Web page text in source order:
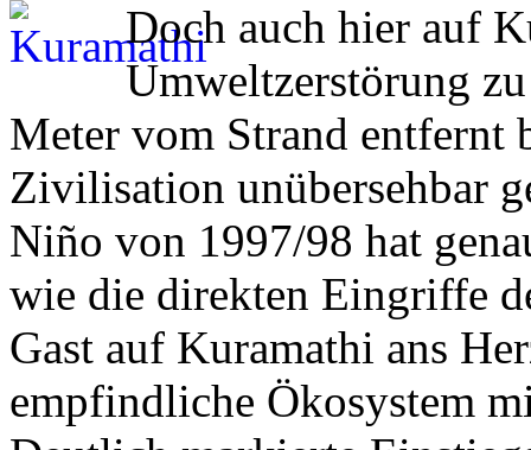
Doch auch hier auf
Umweltzerstörung
Meter vom Strand entfernt
Zivilisation unübersehbar
Niño von 1997/98 hat
wie die direkten Eingriffe
Gast auf Kuramathi ans
empfindliche Ökosystem